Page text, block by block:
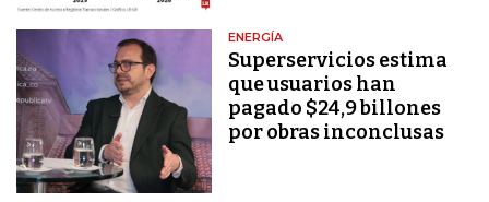
ENERGÍA
Superservicios estima
que usuarios han
pagado $24,9 billones
por obras inconclusas